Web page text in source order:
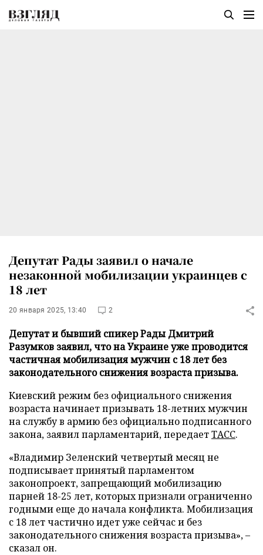
Депутат Рады заявил о начале
незаконной мобилизации украинцев с
18 лет
20 января 2025, 13:40 2
Депутат и бывший спикер Рады Дмитрий
Разумков заявил, что на Украине уже проводится
частичная мобилизация мужчин с 18 лет без
законодательного снижения возраста призыва.
Киевский режим без официального снижения
возраста начинает призывать 18-летних мужчин
на службу в армию без официально подписанного
закона, заявил парламентарий, передаетТАСС.
«Владимир Зеленский четвертый месяц не
подписывает принятый парламентом
законопроект, запрещающий мобилизацию
парней 18-25 лет, которых признали ограниченно
годными еще до начала конфликта. Мобилизация
с 18 лет частично идет уже сейчас и без
законодательного снижения возраста призыва», –
сказал он.